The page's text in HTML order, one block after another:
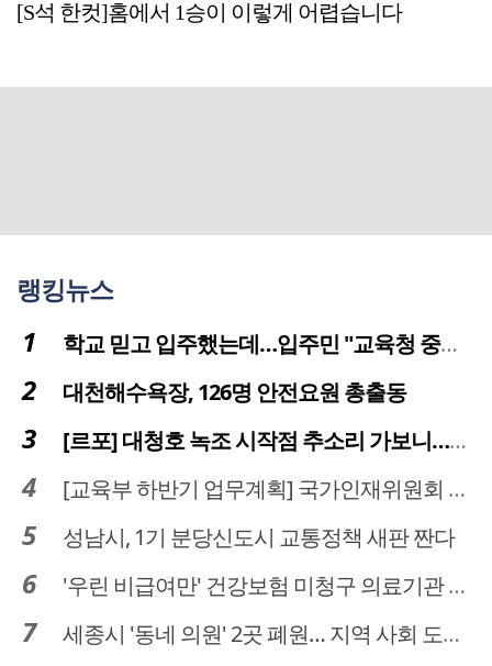
[S석 한컷]홈에서 1승이 이렇게 어렵습니다
랭킹뉴스
학교 믿고 입주했는데…입주민 "교육청 중재 나서라"
대천해수욕장, 126명 안전요원 총출동
[르포] 대청호 녹조 시작점 추소리 가보니…걷어내도 짙은 초록빛
[교육부 하반기 업무계획] 국가인재위원회 신설… 거점국립대 3곳 성장엔진·AI 분야 패키지 지원
성남시, 1기 분당신도시 교통정책 새판 짠다
'우린 비급여만' 건강보험 미청구 의료기관 대전 65곳 충남 31곳
세종시 '동네 의원' 2곳 폐원… 지역 사회 도마 위